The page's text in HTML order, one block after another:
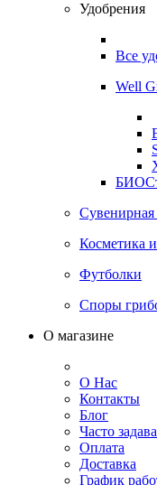
Удобрения
Все
Well
Косметика
Футболки
Споры
О магазине
О Нас
Контакты
Блог
Часто
Оплата
Доставка
График